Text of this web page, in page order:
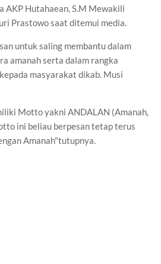
AKP Hutahaean, S.M Mewakili
Prastowo saat ditemui media.
untuk saling membantu dalam
amanah serta dalam rangka
masyarakat dikab. Musi
Motto yakni ANDALAN (Amanah,
ini beliau berpesan tetap terus
Amanah"tutupnya.